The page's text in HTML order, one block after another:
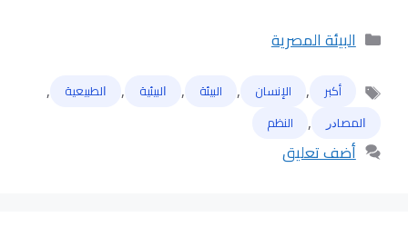
التصنيفات
البيئة المصرية
الوسوم
أكبر , الإنسان , البيئة , ﺍﻟﺒﻴﺌﻴﺔ , ﺍﻟﻄﺒﻴﻌﻴﺔ ,
ﺍﻟﻤﺼﺎﺩﺭ , النظم
أضف تعليق